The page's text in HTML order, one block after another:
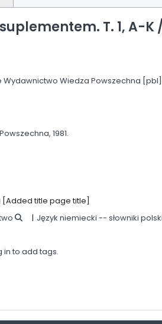
T. 1, A-K /
Wydawnictwo Wiedza Powszechna [pbl]
1981.
title page title]
Język niemiecki -- słowniki
in to add tags.